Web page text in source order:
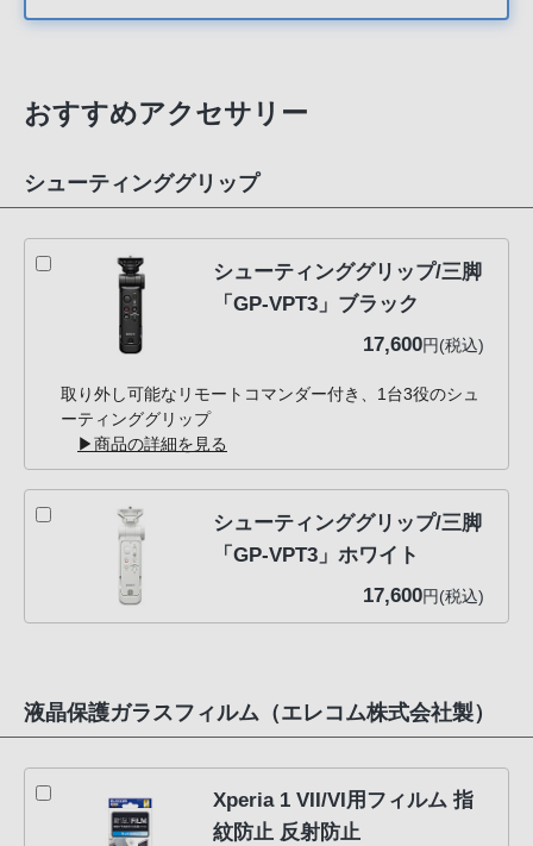
おすすめアクセサリー
シューティンググリップ
シューティンググリップ/三脚
「GP-VPT3」ブラック
17,600円(税込)
取り外し可能なリモートコマンダー付き、1台3役のシュ
ーティンググリップ
▶商品の詳細を見る
シューティンググリップ/三脚
「GP-VPT3」ホワイト
17,600円(税込)
液晶保護ガラスフィルム（エレコム株式会社製）
Xperia 1 VII/VI用フィルム 指
紋防止 反射防止